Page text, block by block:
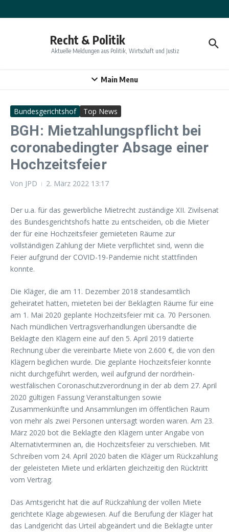
Recht & Politik
Aktuelle Meldungen aus Politik, Wirtschaft und Justiz
Main Menu
Bundesgerichtshof Top News
BGH: Mietzahlungspflicht bei
coronabedingter Absage einer
Hochzeitsfeier
Von JPD 2. März 2022 13:17
Der u.a. für das gewerbliche Mietrecht zuständige XII. Zivilsenat
des Bundesgerichtshofs hatte zu entscheiden, ob die Mieter
der für eine Hochzeitsfeier gemieteten Räume zur
vollständigen Zahlung der Miete verpflichtet sind, wenn die
Feier aufgrund der COVID-19-Pandemie nicht stattfinden
konnte.
Die Kläger, die am 11. Dezember 2018 standesamtlich
geheiratet hatten, mieteten bei der Beklagten Räume für eine
am 1. Mai 2020 geplante Hochzeitsfeier mit ca. 70 Personen.
Nach mündlichen Vertragsverhandlungen übersandte die
Beklagte den Klägern eine auf den 5. April 2019 datierte
Rechnung über die vereinbarte Miete von 2.600 €, die von den
Klägern beglichen wurde. Die geplante Hochzeitsfeier konnte
nicht durchgeführt werden, weil aufgrund der nordrhein-
westfälischen Coronaschutzverordnung in der ab dem 27. April
2020 gültigen Fassung Veranstaltungen sowie
Zusammenkünfte und Ansammlungen im öffentlichen Raum
von mehr als zwei Personen untersagt worden waren. Am 23.
März 2020 bot die Beklagte den Klägern unter Angabe von
Alternativterminen an, die Hochzeitsfeier zu verschieben. Mit
Schreiben vom 24. April 2020 baten die Kläger um Rückzahlung
der geleisteten Miete und erklärten gleichzeitig den Rücktritt
vom Vertrag.
Das Amtsgericht hat die auf Rückzahlung der vollen Miete
gerichtete Klage abgewiesen. Auf die Berufung der Kläger hat
das Landgericht das Urteil abgeändert und die Beklagte unter